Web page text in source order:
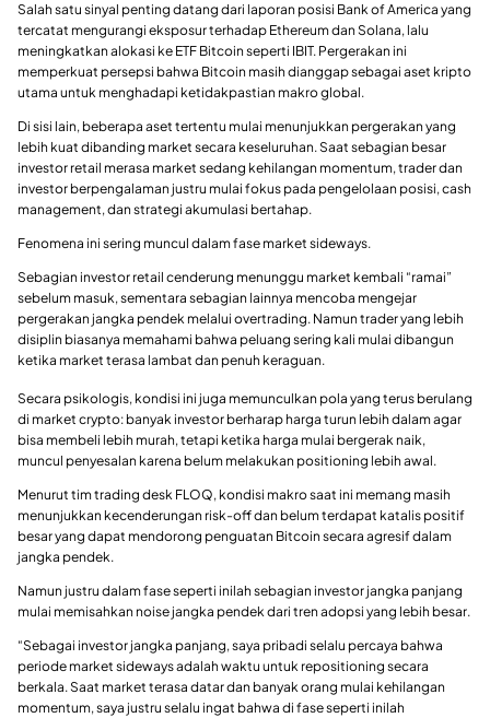
Salah satu sinyal penting datang dari laporan posisi Bank of America yang
tercatat mengurangi eksposur terhadap Ethereum dan Solana, lalu
meningkatkan alokasi ke ETF Bitcoin seperti IBIT. Pergerakan ini
memperkuat persepsi bahwa Bitcoin masih dianggap sebagai aset kripto
utama untuk menghadapi ketidakpastian makro global.
Di sisi lain, beberapa aset tertentu mulai menunjukkan pergerakan yang
lebih kuat dibanding market secara keseluruhan. Saat sebagian besar
investor retail merasa market sedang kehilangan momentum, trader dan
investor berpengalaman justru mulai fokus pada pengelolaan posisi, cash
management, dan strategi akumulasi bertahap.
Fenomena ini sering muncul dalam fase market sideways.
Sebagian investor retail cenderung menunggu market kembali “ramai”
sebelum masuk, sementara sebagian lainnya mencoba mengejar
pergerakan jangka pendek melalui overtrading. Namun trader yang lebih
disiplin biasanya memahami bahwa peluang sering kali mulai dibangun
ketika market terasa lambat dan penuh keraguan.
Secara psikologis, kondisi ini juga memunculkan pola yang terus berulang
di market crypto: banyak investor berharap harga turun lebih dalam agar
bisa membeli lebih murah, tetapi ketika harga mulai bergerak naik,
muncul penyesalan karena belum melakukan positioning lebih awal.
Menurut tim trading desk FLOQ, kondisi makro saat ini memang masih
menunjukkan kecenderungan risk-off dan belum terdapat katalis positif
besar yang dapat mendorong penguatan Bitcoin secara agresif dalam
jangka pendek.
Namun justru dalam fase seperti inilah sebagian investor jangka panjang
mulai memisahkan noise jangka pendek dari tren adopsi yang lebih besar.
“Sebagai investor jangka panjang, saya pribadi selalu percaya bahwa
periode market sideways adalah waktu untuk repositioning secara
berkala. Saat market terasa datar dan banyak orang mulai kehilangan
momentum, saya justru selalu ingat bahwa di fase seperti inilah